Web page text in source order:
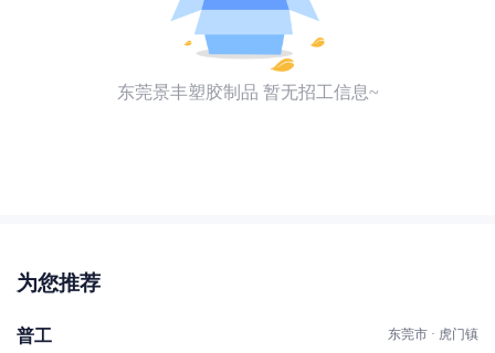
东莞景丰塑胶制品 暂无招工信息~
为您推荐
普工
东莞市 · 虎门镇